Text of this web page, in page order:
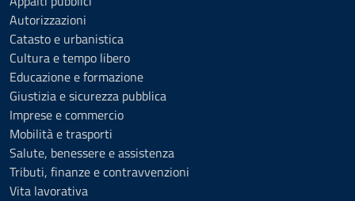
Autorizzazioni
Catasto e urbanistica
Cultura e tempo libero
Educazione e formazione
Giustizia e sicurezza pubblica
Imprese e commercio
Mobilità e trasporti
Salute, benessere e assistenza
Tributi, finanze e contravvenzioni
Vita lavorativa